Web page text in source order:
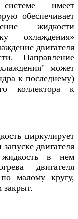
имеет
обеспечивает
жидкости
охлаждения»
двигателя
Направление
может
к последнему)
коллектора к
циркулирует
двигателя
в нем
двигателя
малому кругу,
закрыт.